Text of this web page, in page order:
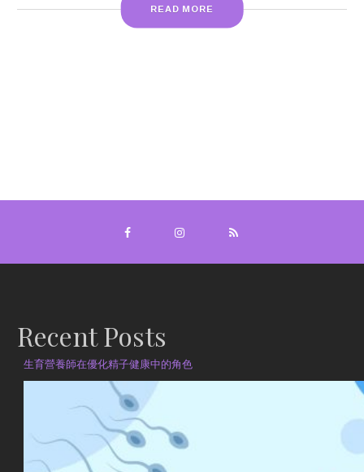
READ MORE
Recent Posts
生育營養師在優化精子健康中的角色